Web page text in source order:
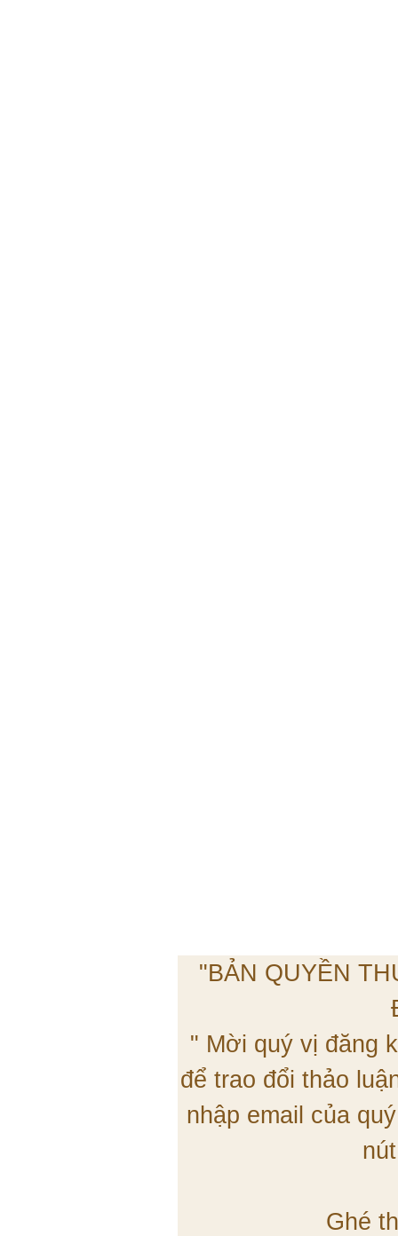
"BẢN QUYỀN
" Mời quý vị đăng
để trao đổi thảo
nhập email của
Ghé